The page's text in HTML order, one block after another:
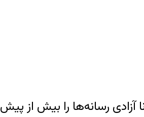
رسانه‌ها را بیش از